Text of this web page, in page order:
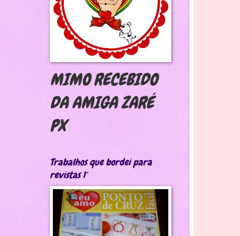
MIMO RECEBIDO
DA AMIGA ZARÉ
PX
Trabalhos que bordei para
revistas 1°